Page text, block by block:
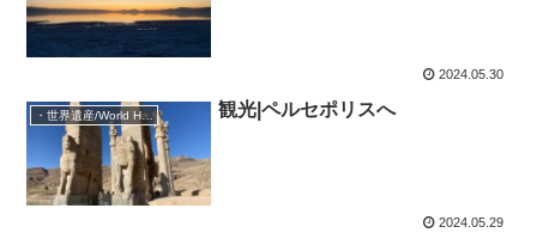
2024.05.30
・世界遺産/World Heritage Site 観光|ペルセポリスへ
2024.05.29